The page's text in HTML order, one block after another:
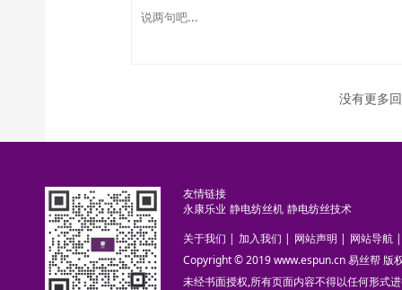
没有更多
友情链接
永康乐业 静电纺丝机 静电纺丝技术
关于我们 | 加入我们 | 网站声明 | 网站导航 |
Copyright © 2019 www.espun.cn 易丝帮 版
未经书面授权,所有页面内容不得以任何形式